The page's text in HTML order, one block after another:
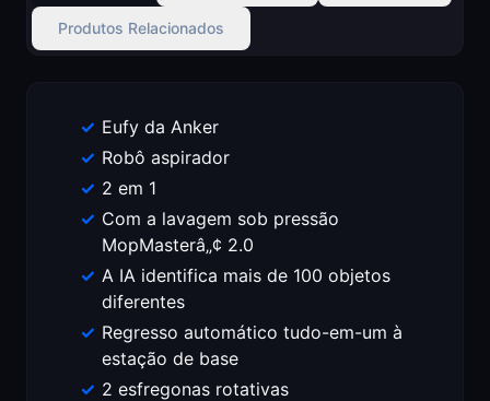
Produtos Relacionados
Eufy da Anker
Robô aspirador
2 em 1
Com a lavagem sob pressão
MopMasterâ„¢ 2.0
A IA identifica mais de 100 objetos
diferentes
Regresso automático tudo-em-um à
estação de base
2 esfregonas rotativas